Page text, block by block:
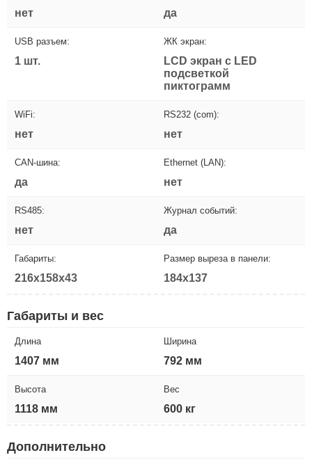
нет да
USB разъем:
1 шт.
ЖК экран:
LCD экран с LED
подсветкой
пиктограмм
WiFi:
нет
RS232 (com):
нет
CAN-шина:
да
Ethernet (LAN):
нет
RS485:
нет
Журнал событий:
да
Габариты:
216x158x43
Размер выреза в панели:
184x137
Габариты и вес
Длина
1407 мм
Ширина
792 мм
Высота
1118 мм
Вес
600 кг
Дополнительно